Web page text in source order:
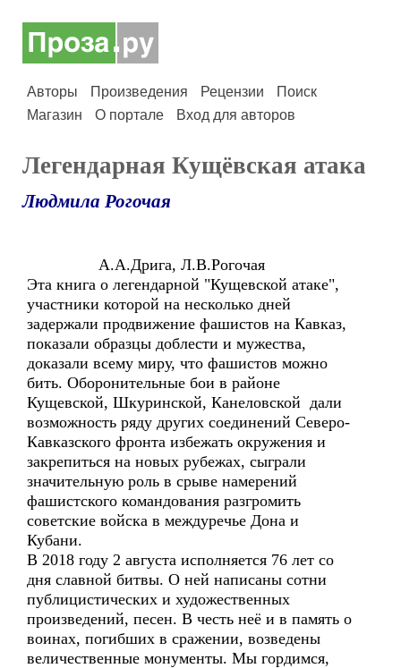
Авторы Произведения Рецензии
Поиск
Магазин
О портале Вход для авторов
Легендарная Кущёвская атака
Людмила Рогочая
А.А.Дрига, Л.В.Рогочая
Эта книга о легендарной "Кущевской атаке",
участники которой на несколько дней
задержали продвижение фашистов на Кавказ,
показали образцы доблести и мужества,
доказали всему миру, что фашистов можно
бить. Оборонительные бои в районе
Кущевской, Шкуринской, Канеловской дали
возможность ряду других соединений Северо-
Кавказского фронта избежать окружения и
закрепиться на новых рубежах, сыграли
значительную роль в срыве намерений
фашистского командования разгромить
советские войска в междуречье Дона и
Кубани.
В 2018 году 2 августа исполняется 76 лет со
дня славной битвы. О ней написаны сотни
публицистических и художественных
произведений, песен. В честь неё и в память о
воинах, погибших в сражении, возведены
величественные монументы. Мы гордимся,